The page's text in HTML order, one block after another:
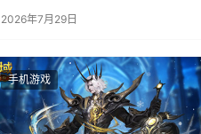
2026年7月29日
手机游戏